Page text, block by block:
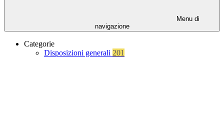
Menu di
navigazione
Categorie
Disposizioni generali 201